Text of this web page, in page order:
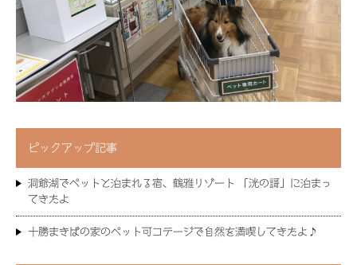
ピックアップ記事
洞爺湖でペットと泊まれる宿、鶴雅リゾート 「洸の謌」に泊まっ
てきたよ
十勝まきばの家のペット可コテージで自然を満喫してきたよ♪